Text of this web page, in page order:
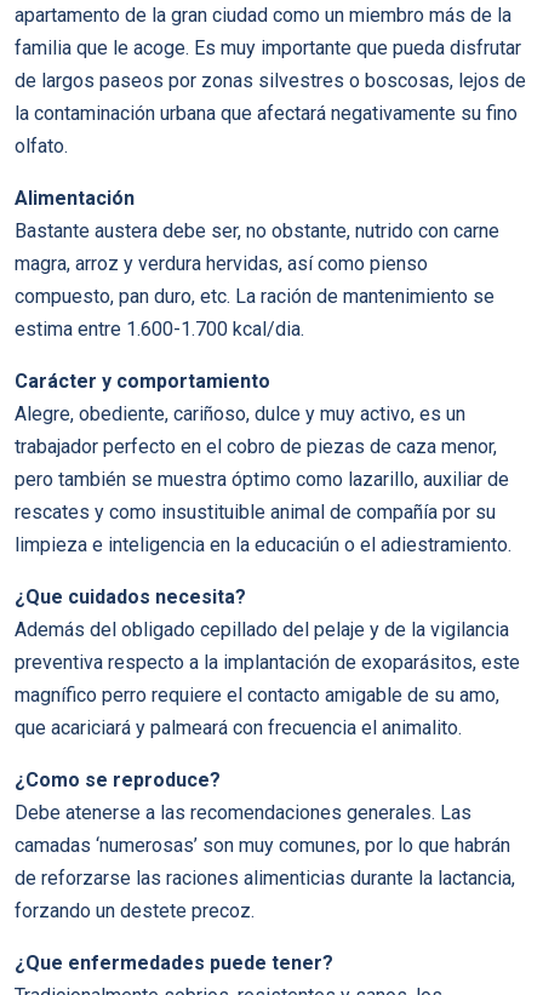
apartamento de la gran ciudad como un miembro más de la
familia que le acoge. Es muy importante que pueda disfrutar
de largos paseos por zonas silvestres o boscosas, lejos de
la contaminación urbana que afectará negativamente su fino
olfato.
Alimentación
Bastante austera debe ser, no obstante, nutrido con carne
magra, arroz y verdura hervidas, así como pienso
compuesto, pan duro, etc. La ración de mantenimiento se
estima entre 1.600-1.700 kcal/dia.
Carácter y comportamiento
Alegre, obediente, cariñoso, dulce y muy activo, es un
trabajador perfecto en el cobro de piezas de caza menor,
pero también se muestra óptimo como lazarillo, auxiliar de
rescates y como insustituible animal de compañía por su
limpieza e inteligencia en la educaciún o el adiestramiento.
¿Que cuidados necesita?
Además del obligado cepillado del pelaje y de la vigilancia
preventiva respecto a la implantación de exoparásitos, este
magnífico perro requiere el contacto amigable de su amo,
que acariciará y palmeará con frecuencia el animalito.
¿Como se reproduce?
Debe atenerse a las recomendaciones generales. Las
camadas ‘numerosas’ son muy comunes, por lo que habrán
de reforzarse las raciones alimenticias durante la lactancia,
forzando un destete precoz.
¿Que enfermedades puede tener?